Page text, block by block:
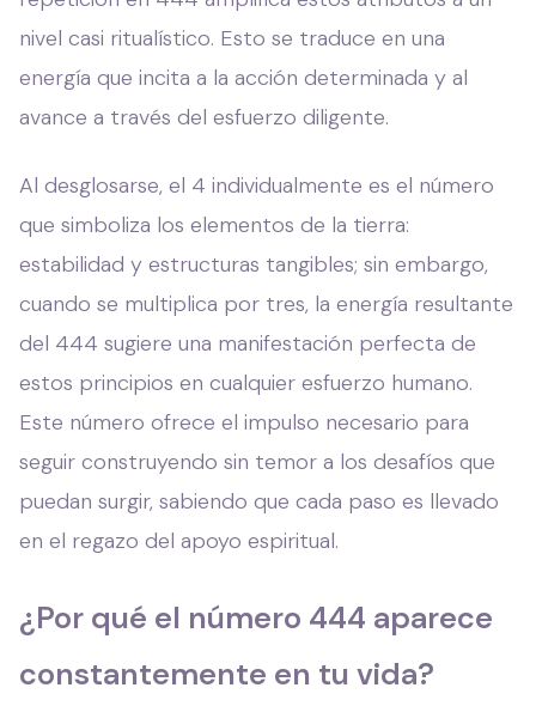
nivel casi ritualístico. Esto se traduce en una
energía que incita a la acción determinada y al
avance a través del esfuerzo diligente.
Al desglosarse, el 4 individualmente es el número
que simboliza los elementos de la tierra:
estabilidad y estructuras tangibles; sin embargo,
cuando se multiplica por tres, la energía resultante
del 444 sugiere una manifestación perfecta de
estos principios en cualquier esfuerzo humano.
Este número ofrece el impulso necesario para
seguir construyendo sin temor a los desafíos que
puedan surgir, sabiendo que cada paso es llevado
en el regazo del apoyo espiritual.
¿Por qué el número 444 aparece
constantemente en tu vida?